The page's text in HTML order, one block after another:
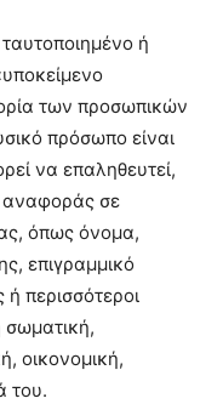
ή
των προσωπικών
πρόσωπο είναι
να επαληθευτεί,
αναφοράς σε
όπως όνομα,
επιγραμμικό
περισσότεροι
οικονομική,
του.